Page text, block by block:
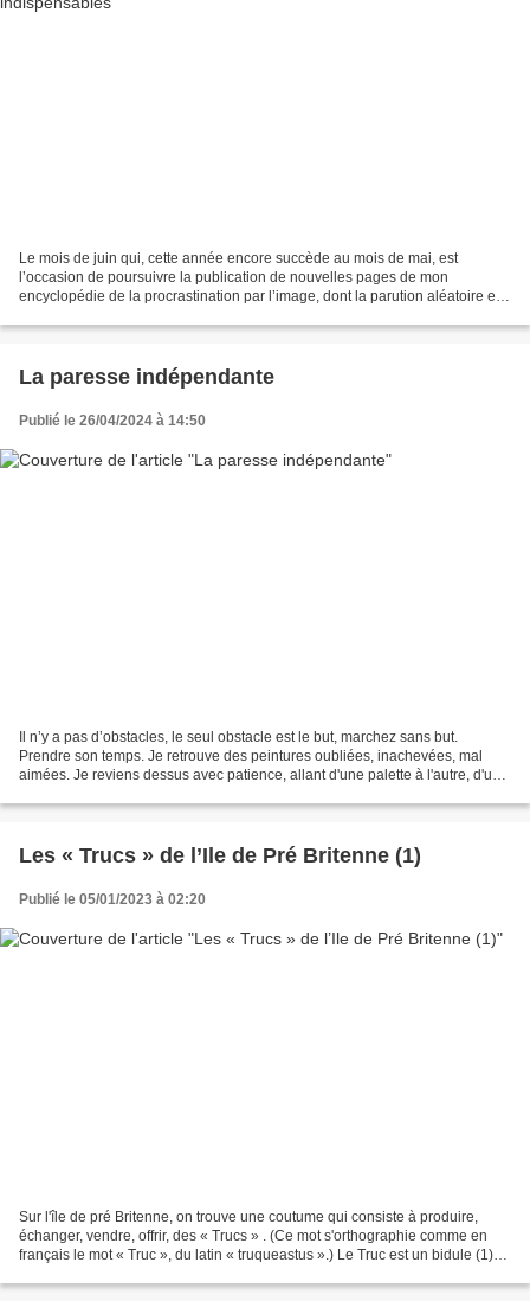
Le mois de juin qui, cette année encore succède au mois de mai, est
l’occasion de poursuivre la publication de nouvelles pages de mon
encyclopédie de la procrastination par l’image, dont la parution aléatoire est
La paresse indépendante
Publié le 26/04/2024 à 14:50
Il n’y a pas d’obstacles, le seul obstacle est le but, marchez sans but.
Prendre son temps. Je retrouve des peintures oubliées, inachevées, mal
aimées. Je reviens dessus avec patience, allant d'une palette à l'autre, d'une
Les « Trucs » de l’Ile de Pré Britenne (1)
Publié le 05/01/2023 à 02:20
Sur l'île de pré Britenne, on trouve une coutume qui consiste à produire,
échanger, vendre, offrir, des « Trucs » . (Ce mot s'orthographie comme en
français le mot « Truc », du latin « truqueastus ».) Le Truc est un bidule (1)